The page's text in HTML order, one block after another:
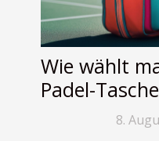
Wie wählt
Padel-
Bedürfnisse
8.